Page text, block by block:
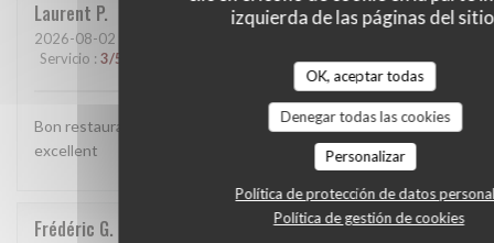
izquierda de las páginas del
OK, aceptar todas
Denegar todas las cookies
Personalizar
Política de protección de datos
Política de gestión de cookies
Laurent P
2026-08-02
Servicio : 3/5 /5 Calidad / Precio:3/5
Bon restaurant de viandes ou le vin qui accompagne est
excellent
Frédéric G